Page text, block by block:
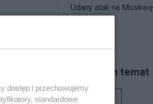
Udany atak na Moskwę
Piszą na ten temat
dostęp i przechowujemy
standardowe